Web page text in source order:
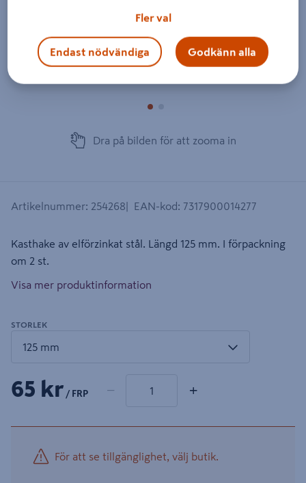
Dra på bilden för att zooma in
Artikelnummer: 254268 EAN-kod: 7317900014277
Kasthake av elförzinkat stål. Längd 125 mm. I förpackning
om 2 st.
Visa mer produktinformation
STORLEK
65 kr / FRP − +
För att se tillgänglighet, välj butik.
Fler val
Endast nödvändiga Godkänn alla